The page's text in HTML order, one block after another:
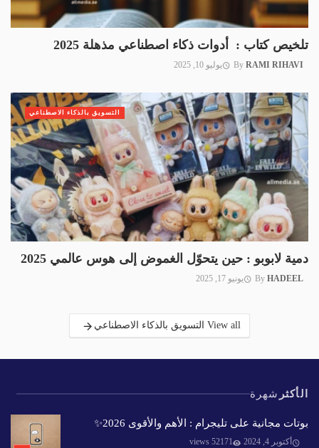
تلخيص كتاب : أدوات ذكاء اصطناعي مذهلة 2025
By RAMI RIHAVI يوليو 10, 2025
دمية لابوبو : حين يتحوّل الغموض إلى هوس عالمي 2025
By HADEEL يونيو 17, 2025
التسويق بالذكاء الاصطناعي
View all التسويق بالذكاء الاصطناعي
الأكثر شهرة
بوتات مجانية على تليجرام : الأهم والأقوى 2026✨️
أكتوبر 4, 2024 52171 views